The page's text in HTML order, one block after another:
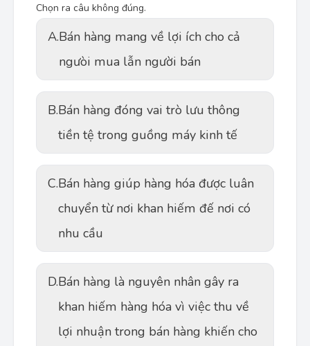
Chọn ra câu không đúng.
A.Bán hàng mang về lợi ích cho cả
ngưòi mua lẫn người bán
B.Bán hàng đóng vai trò lưu thông
tiền tệ trong guồng máy kinh tế
C.Bán hàng giúp hàng hóa được luân
chuyển từ nơi khan hiếm đế nơi có
nhu cầu
D.Bán hàng là nguyên nhân gây ra
khan hiếm hàng hóa vì việc thu về
lợi nhuận trong bán hàng khiến cho